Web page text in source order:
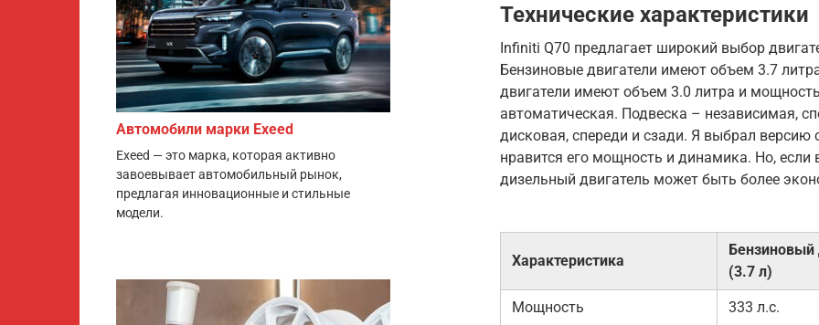
Технические характеристики
Infiniti Q70 предлагает широкий выбор
Бензиновые двигатели имеют объем 3.7
двигатели имеют объем 3.0 литра и
автоматическая. Подвеска – независимая,
дисковая, спереди и сзади. Я выбрал
нравится его мощность и динамика. Но, если
дизельный двигатель может быть более
Характеристика
Бензиновый
(3.7 л)
Мощность 333 л.с.
Автомобили марки Exeed
Exeed — это марка, которая активно
завоевывает автомобильный рынок,
предлагая инновационные и стильные
модели.